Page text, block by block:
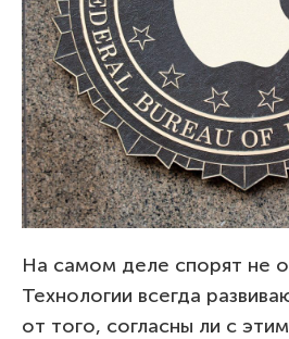
На самом деле спорят не
Технологии всегда
от того, согласны ли с